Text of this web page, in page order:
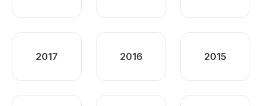
2017 2016 2015